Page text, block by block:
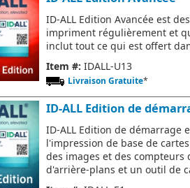
ID-ALL Edition Avancée est
impriment régulièrement et
inclut tout ce qui est offert
Item #: IDALL-U13
Livraison Gratuite*
ID-ALL Edition de
ID-ALL Edition de démarrage
l'impression de base de
des images et des
d'arrière-plans et un outil de